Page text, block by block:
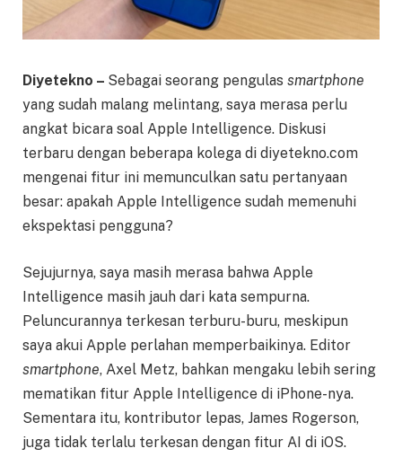
Diyetekno – Sebagai seorang pengulas smartphone
yang sudah malang melintang, saya merasa perlu
angkat bicara soal Apple Intelligence. Diskusi
terbaru dengan beberapa kolega di diyetekno.com
mengenai fitur ini memunculkan satu pertanyaan
besar: apakah Apple Intelligence sudah memenuhi
ekspektasi pengguna?
Sejujurnya, saya masih merasa bahwa Apple
Intelligence masih jauh dari kata sempurna.
Peluncurannya terkesan terburu-buru, meskipun
saya akui Apple perlahan memperbaikinya. Editor
smartphone, Axel Metz, bahkan mengaku lebih sering
mematikan fitur Apple Intelligence di iPhone-nya.
Sementara itu, kontributor lepas, James Rogerson,
juga tidak terlalu terkesan dengan fitur AI di iOS.